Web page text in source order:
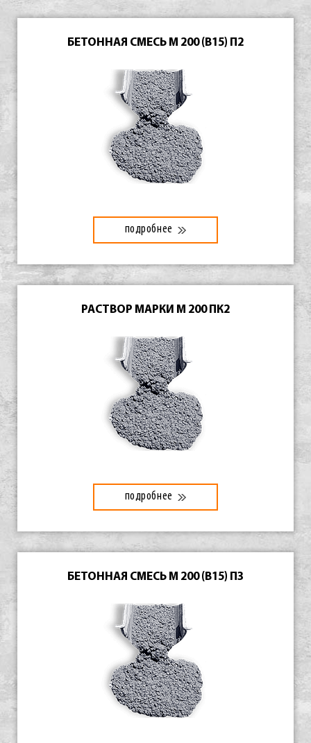
БЕТОННАЯ СМЕСЬ М 200 (В15) П2
подробнее
РАСТВОР МАРКИ М 200 ПК2
подробнее
БЕТОННАЯ СМЕСЬ М 200 (В15) П3